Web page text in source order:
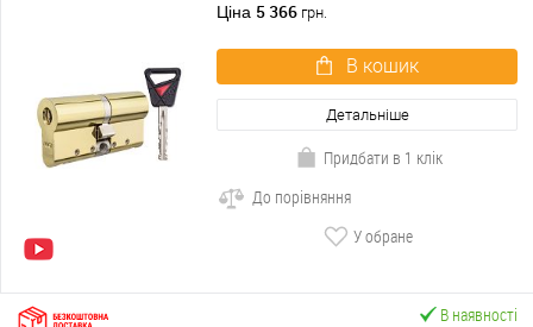
Ціна 5 366 грн.
В кошик
Детальніше
Придбати в 1 клік
До порівняння
У обране
В наявності